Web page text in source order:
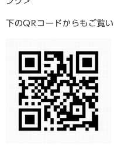
下のQRコードからもご覧